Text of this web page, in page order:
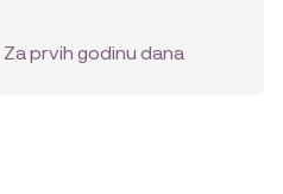
Za prvih godinu dana